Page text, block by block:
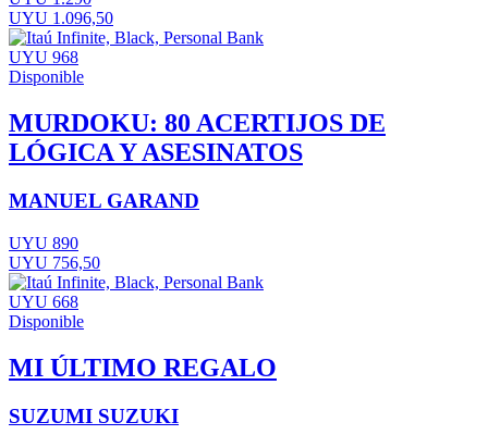
UYU 1.096,50
UYU 968
Disponible
MURDOKU: 80 ACERTIJOS DE
LÓGICA Y ASESINATOS
MANUEL GARAND
UYU 890
UYU 756,50
UYU 668
Disponible
MI ÚLTIMO REGALO
SUZUMI SUZUKI